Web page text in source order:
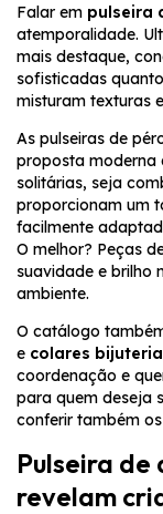
Falar em pulseira
atemporalidade.
mais destaque,
sofisticadas
misturam texturas
As pulseiras de
proposta moderna
solitárias, seja
proporcionam um
facilmente
O melhor? Peças
suavidade e brilho
ambiente.
O catálogo
e colares bijuteria
coordenação e
para quem deseja
conferir também os
Pulseira de
revelam